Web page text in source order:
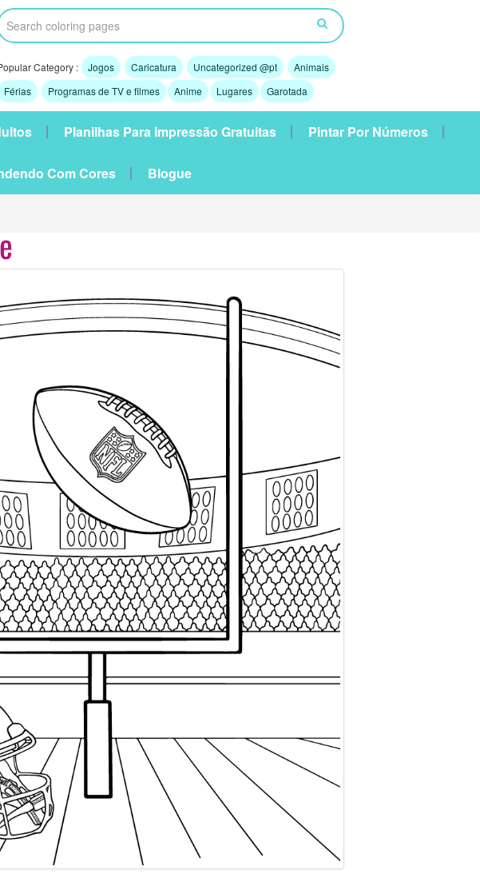
Category : Jogos Caricatura Uncategorized @pt
Animais
Férias
Programas de TV e filmes Anime Lugares Garotada
Planilhas Para Impressão Gratuitas Pintar Por Números
Com Cores Blogue